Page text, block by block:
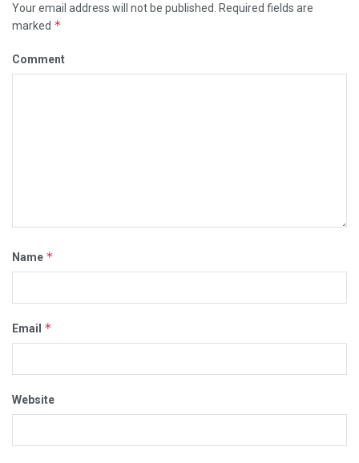
Your email address will not be published.
Required fields are
marked *
Comment
Name *
Email *
Website